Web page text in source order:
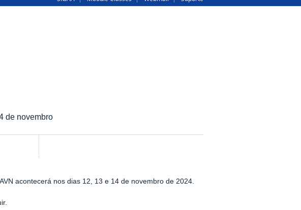
de novembro
acontecerá nos dias 12, 13 e 14 de novembro de 2024.